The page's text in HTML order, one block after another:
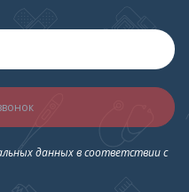
данных в соответствии с